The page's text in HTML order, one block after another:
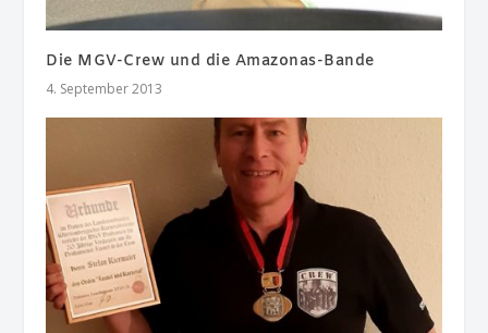
Die MGV-Crew und die Amazonas-Bande
4. September 2013